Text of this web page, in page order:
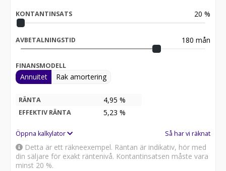
KONTANTINSATS 20 %
AVBETALNINGSTID 180 mån
FINANSMODELL
Annuitet Rak amortering
RÄNTA 4,95 %
EFFEKTIV RÄNTA 5,23 %
Öppna kalkylator Så har vi räknat
Detta är ett räkneexempel. Räntan är indikativ, hör med
din säljare för exakt räntenivå. Kontantinsatsen måste vara
minst 20 %.